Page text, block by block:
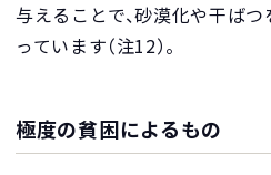
与えることで、砂漠化や干ば
っています（注12）。
極度の貧困によるもの